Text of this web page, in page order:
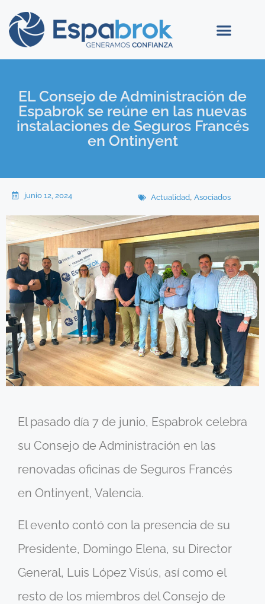
EL Consejo de Administración de
Espabrok se reúne en las nuevas
instalaciones de Seguros Francés
en Ontinyent
junio 12, 2024 Actualidad, Asociados
El pasado día 7 de junio, Espabrok celebra
su Consejo de Administración en las
renovadas oficinas de Seguros Francés
en Ontinyent, Valencia.
El evento contó con la presencia de su
Presidente, Domingo Elena, su Director
General, Luis López Visús, así como el
resto de los miembros del Consejo de